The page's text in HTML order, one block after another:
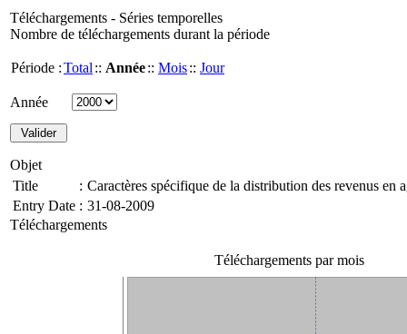
Téléchargements - Séries temporelles
Nombre de téléchargements durant la période
Période :Total :: Année:: Mois:: Jour
Année
Objet
Title
: Caractères spécifique de la distribution des revenus en
Entry Date : 31-08-2009
Téléchargements
Téléchargements par mois